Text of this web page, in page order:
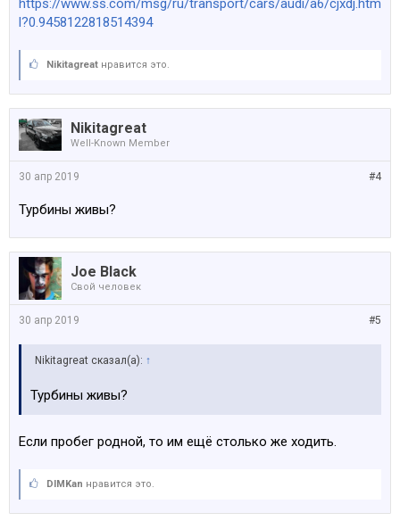
https://www.ss.com/msg/ru/transport/cars/audi/a6/cjxdj.htm
l?0.9458122818514394
Nikitagreat нравится это.
Nikitagreat
Well-Known Member
#4
30 апр 2019
Турбины живы?
Joe Black
Свой человек
#5
30 апр 2019
Nikitagreat сказал(а): ↑
Турбины живы?
Если пробег родной, то им ещё столько же ходить.
DIMKan нравится это.